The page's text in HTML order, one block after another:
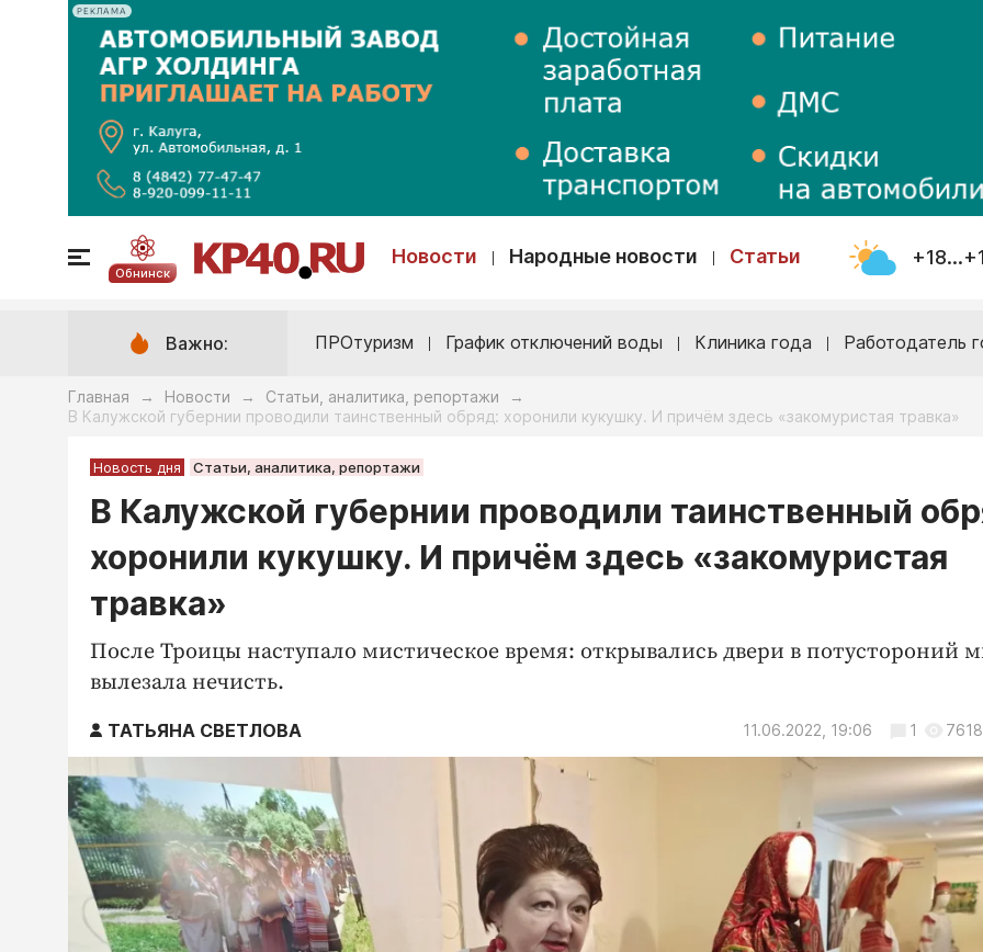
РЕКЛАМА
Обнинск
Новости Народные новости Статьи
Важно: ПРОтуризм График отключений воды Клиника года Работодатель
Главная → Новости → Статьи, аналитика, репортажи →
В Калужской губернии проводили таинственный обряд: хоронили кукушку. И причём здесь «закомуристая травка»
Новость дня Статьи, аналитика, репортажи
В Калужской губернии проводили таинственный
хоронили кукушку. И причём здесь «закомуристая
травка»
После Троицы наступало мистическое время: открывались двери в потустороний
вылезала нечисть.
ТАТЬЯНА СВЕТЛОВА 11.06.2022, 19:06 1 7618